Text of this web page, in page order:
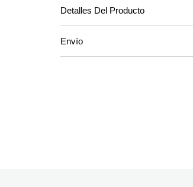
Detalles Del Producto
Envío